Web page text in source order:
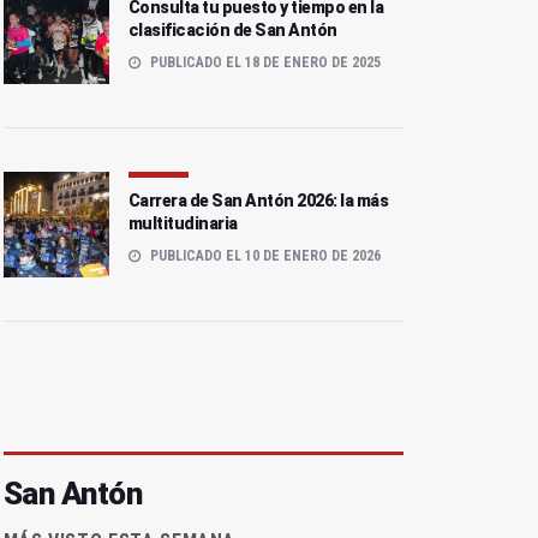
Consulta tu puesto y tiempo en la
clasificación de San Antón
PUBLICADO EL 18 DE ENERO DE 2025
Carrera de San Antón 2026: la más
multitudinaria
PUBLICADO EL 10 DE ENERO DE 2026
San Antón